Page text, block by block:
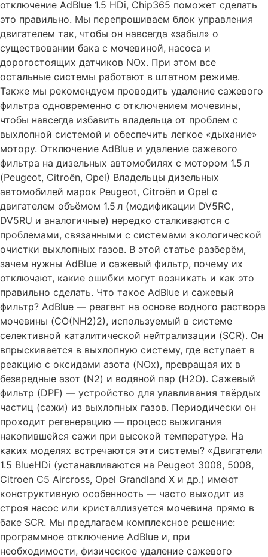
отключение AdBlue 1.5 HDi, Chip365 поможет сделать
это правильно. Мы перепрошиваем блок управления
двигателем так, чтобы он навсегда «забыл» о
существовании бака с мочевиной, насоса и
дорогостоящих датчиков NOx. При этом все
остальные системы работают в штатном режиме.
Также мы рекомендуем проводить удаление сажевого
фильтра одновременно с отключением мочевины,
чтобы навсегда избавить владельца от проблем с
выхлопной системой и обеспечить легкое «дыхание»
мотору. Отключение AdBlue и удаление сажевого
фильтра на дизельных автомобилях с мотором 1.5 л
(Peugeot, Citroën, Opel) Владельцы дизельных
автомобилей марок Peugeot, Citroën и Opel с
двигателем объёмом 1.5 л (модификации DV5RC,
DV5RU и аналогичные) нередко сталкиваются с
проблемами, связанными с системами экологической
очистки выхлопных газов. В этой статье разберём,
зачем нужны AdBlue и сажевый фильтр, почему их
отключают, какие ошибки могут возникать и как это
правильно сделать. Что такое AdBlue и сажевый
фильтр? AdBlue — реагент на основе водного раствора
мочевины (CO(NH2​)2​), используемый в системе
селективной каталитической нейтрализации (SCR). Он
впрыскивается в выхлопную систему, где вступает в
реакцию с оксидами азота (NOx​), превращая их в
безвредные азот (N2​) и водяной пар (H2​O). Сажевый
фильтр (DPF) — устройство для улавливания твёрдых
частиц (сажи) из выхлопных газов. Периодически он
проходит регенерацию — процесс выжигания
накопившейся сажи при высокой температуре. На
каких моделях встречаются эти системы? «Двигатели
1.5 BlueHDi (устанавливаются на Peugeot 3008, 5008,
Citroen C5 Aircross, Opel Grandland X и др.) имеют
конструктивную особенность — часто выходит из
строя насос или кристаллизуется мочевина прямо в
баке SCR. Мы предлагаем комплексное решение:
программное отключение AdBlue и, при
необходимости, физическое удаление сажевого